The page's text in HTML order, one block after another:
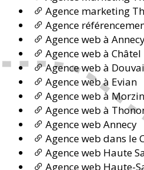
Agence marketing
Agence
Agence web à
Agence web à Châtel
Agence web à
Agence web à Evian
Agence web à
Agence web à
Agence web Annecy
Agence web dans le
Agence web Haute
Agence web Haute-